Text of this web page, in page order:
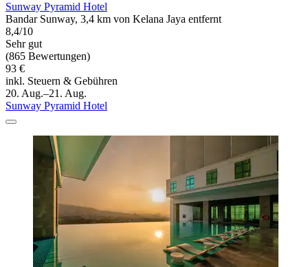
Sunway Pyramid Hotel
Bandar Sunway, 3,4 km von Kelana Jaya entfernt
8,4/10
Sehr gut
(865 Bewertungen)
93 €
inkl. Steuern & Gebühren
20. Aug.–21. Aug.
Sunway Pyramid Hotel